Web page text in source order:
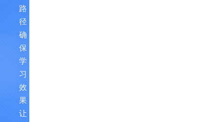
路
径，
确
保
学
习
效
果，
让